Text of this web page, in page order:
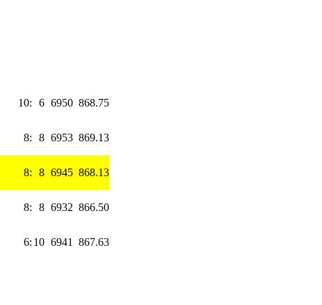
10: 6 6950 868.75
8: 8 6953 869.13
8: 8 6945 868.13
8: 8 6932 866.50
6: 10 6941 867.63